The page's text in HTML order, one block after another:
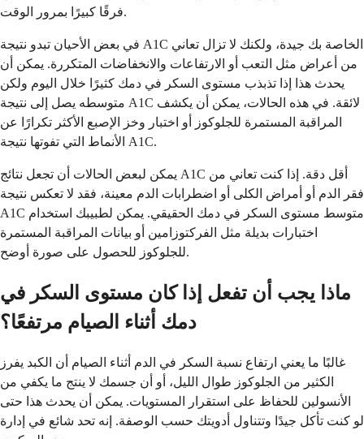
فرقًا كبيرًا بمرور الوقت.
في بعض الأحيان تبدو نتيجة A1C الخاصة بك جيدة، ولكنك لا تزال تعاني
من أعراض مثل التعب أو الارتفاعات والانخفاضات المتكررة. يمكن أن
يحدث هذا إذا تذبذب مستوى السكر في دمك كثيرًا خلال اليوم ولكن
متوسطه يصل إلى نتيجة A1C لائقة. في هذه الحالات، يمكن أن يكشف
المراقبة المستمرة للجلوكوز أو اختبار وخز الإصبع الأكثر تكرارًا عن
الأنماط التي تفوتها نتيجة A1C.
يمكن لبعض الحالات أن تجعل نتائج A1C أقل دقة. إذا كنت تعاني من
فقر الدم أو أمراض الكلى أو اضطرابات الدم معينة، فقد لا تعكس نتيجة
A1C متوسط مستوى السكر في دمك الحقيقي. يمكن لطبيبك استخدام
اختبارات بديلة مثل الفركتوزامين أو بيانات المراقبة المستمرة
للجلوكوز للحصول على صورة أوضح.
ماذا يجب أن تفعل إذا كان مستوى السكر في
دمك أثناء الصيام مرتفعًا؟
غالبًا ما يعني ارتفاع نسبة السكر في الدم أثناء الصيام أن الكبد يفرز
الكثير من الجلوكوز طوال الليل، أو أن جسمك لا ينتج ما يكفي من
الأنسولين للحفاظ على استقرار المستويات. يمكن أن يحدث هذا حتى
لو كنت تأكل جيدًا وتتناول أدويتك حسب الوصفة. إنه تحد شائع في إدارة